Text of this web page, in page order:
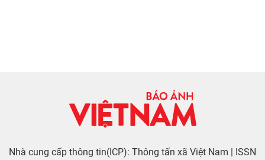
Nhà cung cấp thông tin(ICP): Thông tấn xã Việt Nam | ISSN